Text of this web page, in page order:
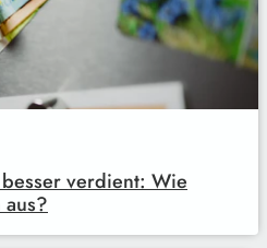
verdient: Wie